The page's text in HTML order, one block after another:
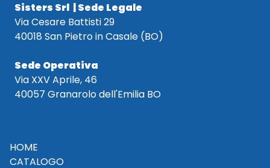
Sisters Srl | Sede Legale
Via Cesare Battisti 29
40018 San Pietro in Casale (BO)
Sede Operativa
Via XXV Aprile, 46
40057 Granarolo dell'Emilia BO
HOME
CATALOGO